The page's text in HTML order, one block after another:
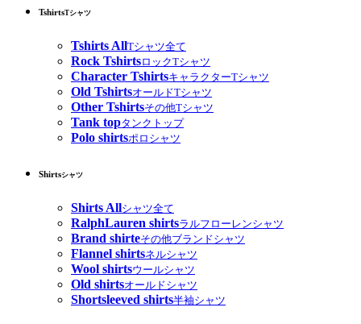
TshirtsTシャツ
Tshirts AllTシャツ全て
Rock TshirtsロックTシャツ
Character TshirtsキャラクターTシャツ
Old TshirtsオールドTシャツ
Other Tshirtsその他Tシャツ
Tank topタンクトップ
Polo shirtsポロシャツ
Shirtsシャツ
Shirts Allシャツ全て
RalphLauren shirtsラルフローレンシャツ
Brand shirteその他ブランドシャツ
Flannel shirtsネルシャツ
Wool shirtsウールシャツ
Old shirtsオールドシャツ
Shortsleeved shirts半袖シャツ